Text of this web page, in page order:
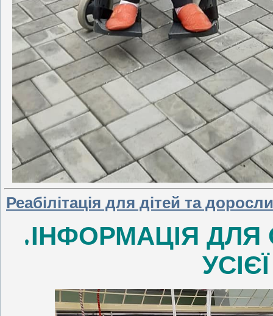
Реабілітація для дітей та
ІНФОРМАЦІЯ ДЛЯ